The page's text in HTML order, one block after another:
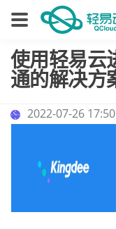
使用轻易云
通的解决方
2022-07-26